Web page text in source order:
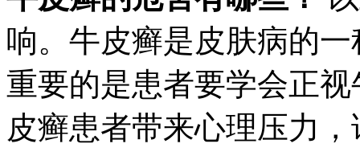
响。牛皮癣是皮肤病的
重要的是患者要学会正
皮癣患者带来心理压力